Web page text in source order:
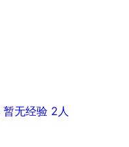
暂无经验 2人